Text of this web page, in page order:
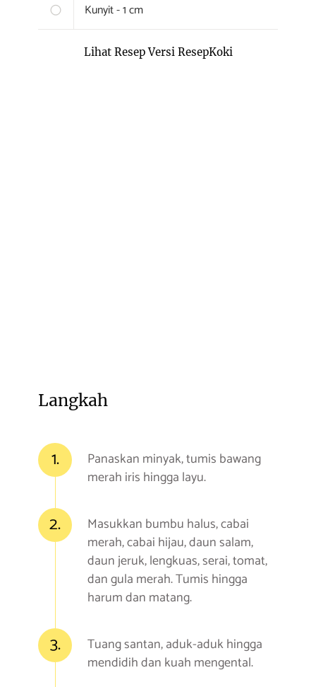
Kunyit - 1 cm
Lihat Resep Versi ResepKoki
Langkah
1.
Panaskan minyak, tumis bawang
merah iris hingga layu.
2.
Masukkan bumbu halus, cabai
merah, cabai hijau, daun salam,
daun jeruk, lengkuas, serai, tomat,
dan gula merah. Tumis hingga
harum dan matang.
3.
Tuang santan, aduk-aduk hingga
mendidih dan kuah mengental.